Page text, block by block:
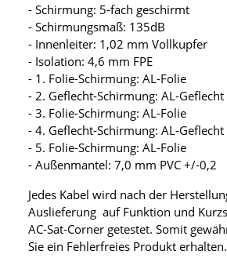
- Schirmung: 5-fach geschirmt
- Schirmungsmaß: 135dB
- Innenleiter: 1,02 mm Vollkupfer
- Isolation: 4,6 mm FPE
- 1. Folie-Schirmung: AL-Folie
- 2. Geflecht-Schirmung: AL-Geflecht
- 3. Folie-Schirmung: AL-Folie
- 4. Geflecht-Schirmung: AL-Geflecht
- 5. Folie-Schirmung: AL-Folie
- Außenmantel: 7,0 mm PVC +/-0,2
Jedes Kabel wird nach der
Auslieferung auf Funktion und
AC-Sat-Corner getestet. Somit
Sie ein Fehlerfreies Produkt